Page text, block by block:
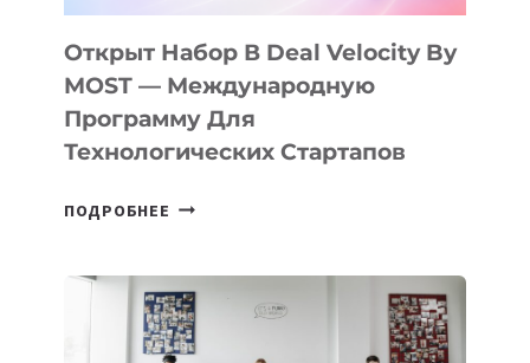
ПОДРОСТКАМ
БИЛЕТ
ПРЕДПРИНИМАТЕЛЬСТВО
Открыт Набор В Deal Velocity By
MOST — Международную
Программу Для
Технологических Стартапов
ПОДРОБНЕЕ ОТКРЫТ
DEAL
VELOCITY
BY